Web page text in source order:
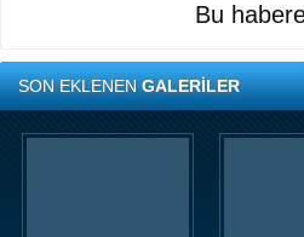
Bu
SON EKLENENGALERİLER